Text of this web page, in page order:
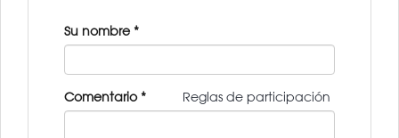
Su nombre *
Reglas de participación
Comentario*